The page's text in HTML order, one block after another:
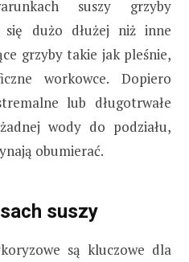
suszy grzyby
się dużo dłużej niż inne
grzyby takie jak pleśnie,
workowce. Dopiero
lub długotrwałe
wody do podziału,
obumierać.
suszy
są kluczowe dla